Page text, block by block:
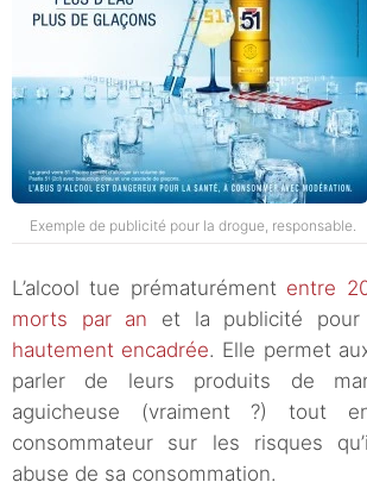
Exemple de publicité pour la drogue, responsable.
L’alcool tue prématurément entre
morts par an et la publicité
hautement encadrée. Elle permet
parler de leurs produits de
aguicheuse (vraiment ?) tout
consommateur sur les risques
abuse de sa consommation.